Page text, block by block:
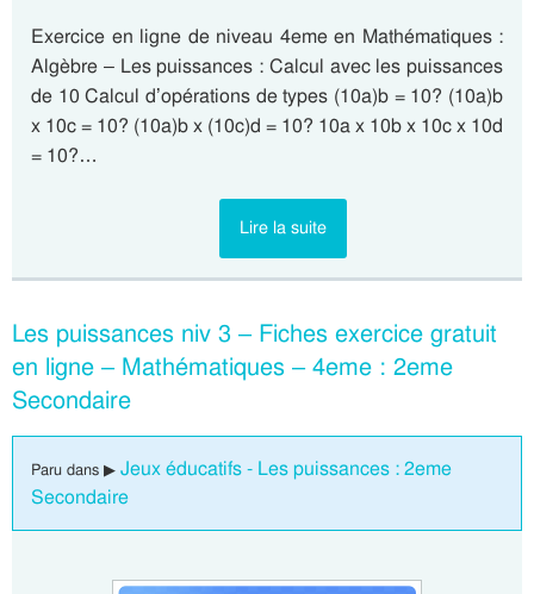
Exercice en ligne de niveau 4eme en Mathématiques :
Algèbre – Les puissances : Calcul avec les puissances
de 10 Calcul d’opérations de types (10a)b = 10? (10a)b
x 10c = 10? (10a)b x (10c)d = 10? 10a x 10b x 10c x 10d
= 10?…
Lire la suite
Les puissances niv 3 – Fiches exercice gratuit
en ligne – Mathématiques – 4eme : 2eme
Secondaire
Paru dans ▶ Jeux éducatifs - Les puissances : 2eme
Secondaire